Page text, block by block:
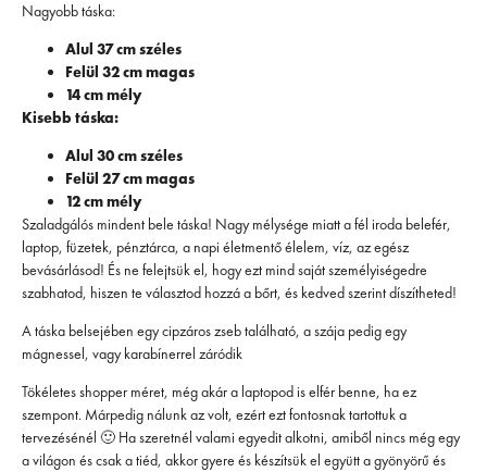
Nagyobb táska:
Alul 37 cm széles
Felül 32 cm magas
14 cm mély
Kisebb táska:
Alul 30 cm széles
Felül 27 cm magas
12 cm mély
Szaladgálós mindent bele táska! Nagy mélysége miatt a fél iroda belefér,
laptop, füzetek, pénztárca, a napi életmentő élelem, víz, az egész
bevásárlásod! És ne felejtsük el, hogy ezt mind saját személyiségedre
szabhatod, hiszen te választod hozzá a bőrt, és kedved szerint díszítheted!
A táska belsejében egy cipzáros zseb található, a szája pedig egy
mágnessel, vagy karabínerrel záródik
Tökéletes shopper méret, még akár a laptopod is elfér benne, ha ez
szempont. Márpedig nálunk az volt, ezért ezt fontosnak tartottuk a
tervezésénél 🙂 Ha szeretnél valami egyedit alkotni, amiből nincs még egy
a világon és csak a tiéd, akkor gyere és készítsük el együtt a gyönyörű és